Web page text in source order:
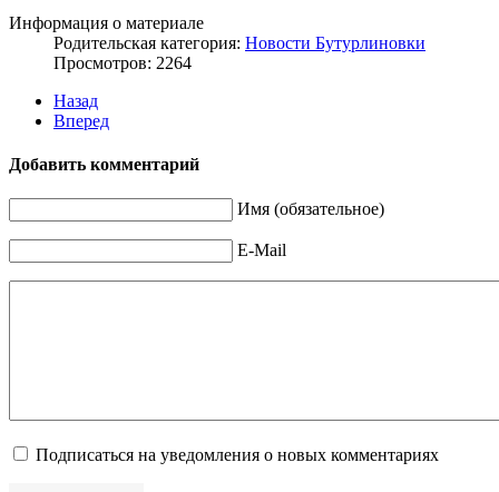
Информация о материале
Родительская категория: Новости Бутурлиновки
Просмотров: 2264
Назад
Вперед
Добавить комментарий
Имя (обязательное)
E-Mail
Подписаться на уведомления о новых комментариях